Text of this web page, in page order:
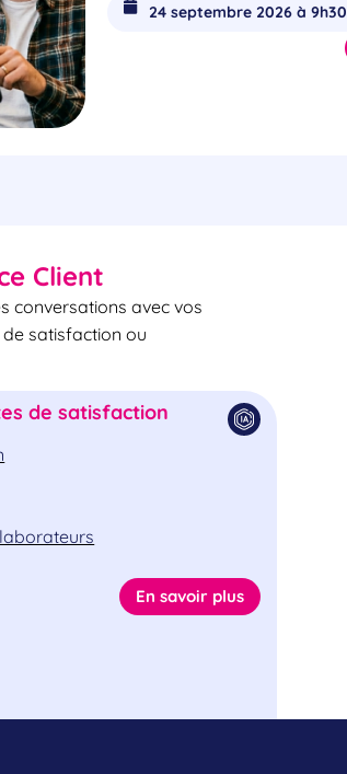
24 septembre 2026 à 9h30
Client
conversations avec vos
de satisfaction ou
de satisfaction
En savoir plus